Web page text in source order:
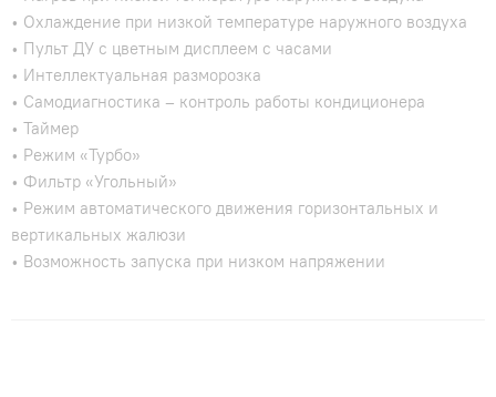
• Охлаждение при низкой температуре наружного воздуха
• Пульт ДУ с цветным дисплеем с часами
• Интеллектуальная разморозка
• Самодиагностика – контроль работы кондиционера
• Таймер
• Режим «Турбо»
• Фильтр «Угольный»
• Режим автоматического движения горизонтальных и
вертикальных жалюзи
• Возможность запуска при низком напряжении